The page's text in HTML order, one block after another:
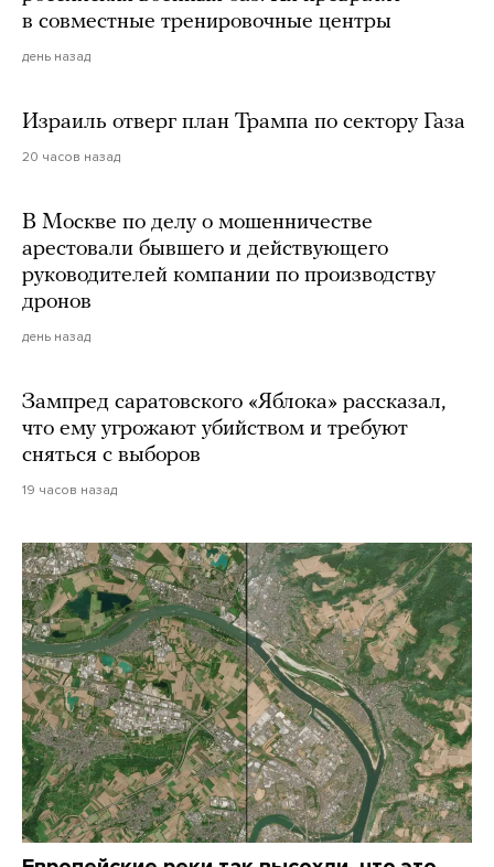
в совместные тренировочные центры
день назад
Израиль отверг план Трампа по сектору Газа
20 часов назад
В Москве по делу о мошенничестве
арестовали бывшего и действующего
руководителей компании по производству
дронов
день назад
Зампред саратовского «Яблока» рассказал,
что ему угрожают убийством и требуют
сняться с выборов
19 часов назад